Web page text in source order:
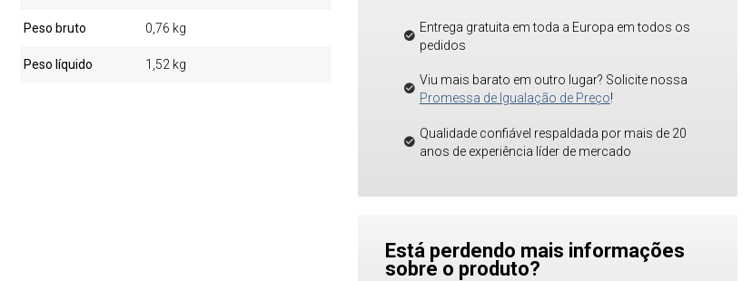
Peso bruto 0,76 kg
Peso líquido 1,52 kg
Entrega gratuita em toda a Europa em todos os
pedidos
Viu mais barato em outro lugar? Solicite nossa
Promessa de Igualação de Preço!
Qualidade confiável respaldada por mais de 20
anos de experiência líder de mercado
Está perdendo mais informações
sobre o produto?